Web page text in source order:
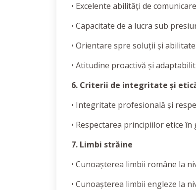
• Excelente abilități de
• Capacitate de a lucra sub
• Orientare spre soluții și
• Atitudine proactivă și
6. Criterii de integritate și
• Integritate profesională și
• Respectarea principiilor etice
7. Limbi străine
• Cunoașterea limbii române la
• Cunoașterea limbii engleze la